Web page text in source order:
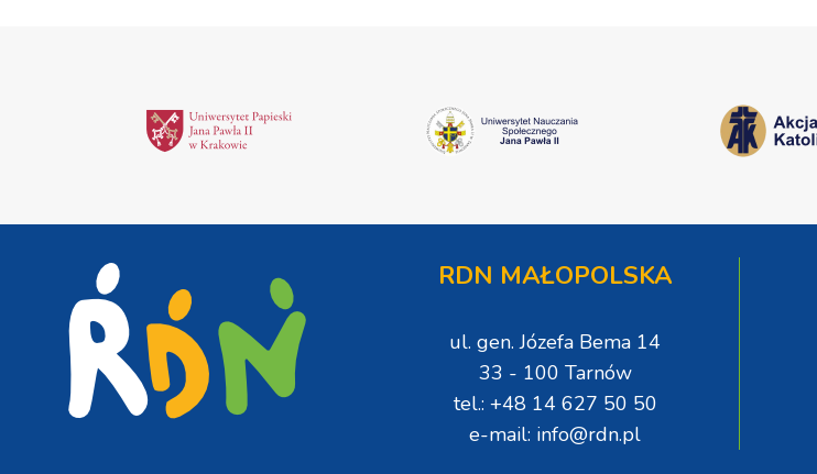
RDN MAŁOPOLSKA
ul. gen. Józefa Bema 14
33 - 100 Tarnów
tel.: +48 14 627 50 50
e-mail: info@rdn.pl